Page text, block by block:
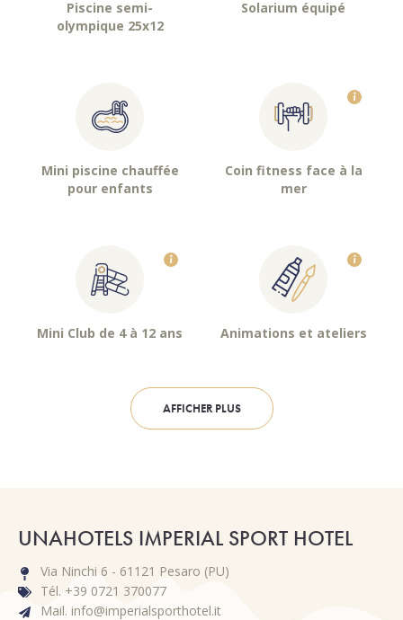
Piscine semi-
olympique 25x12
Solarium équipé
Mini piscine chauffée
pour enfants
Coin fitness face à la
mer
Mini Club de 4 à 12 ans Animations et ateliers
AFFICHER PLUS
UNAHOTELS IMPERIAL SPORT HOTEL
Via Ninchi 6 - 61121 Pesaro (PU)
Tél. +39 0721 370077
Mail. info@imperialsporthotel.it